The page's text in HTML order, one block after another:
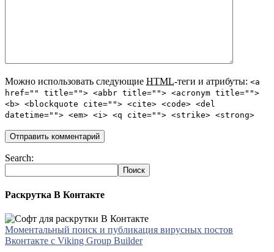
Можно использовать следующие HTML-теги и атрибуты: <a
href="" title=""> <abbr title=""> <acronym title="">
<b> <blockquote cite=""> <cite> <code> <del
datetime=""> <em> <i> <q cite=""> <strike> <strong>
Search:
Раскрутка В Контакте
Моментальный поиск и публикация вирусных постов
Вконтакте с Viking Group Builder